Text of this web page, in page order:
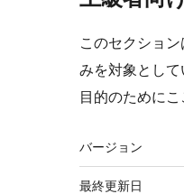
このセクショ
みを対象とし
目的のためにこ
メ
タ
バージョン
最終更新日